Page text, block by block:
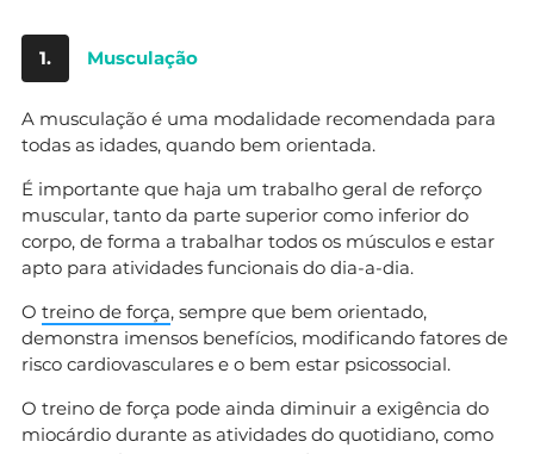
1. Musculação
A musculação é uma modalidade recomendada para
todas as idades, quando bem orientada.
É importante que haja um trabalho geral de reforço
muscular, tanto da parte superior como inferior do
corpo, de forma a trabalhar todos os músculos e estar
apto para atividades funcionais do dia-a-dia.
O treino de força, sempre que bem orientado,
demonstra imensos benefícios, modificando fatores de
risco cardiovasculares e o bem estar psicossocial.
O treino de força pode ainda diminuir a exigência do
miocárdio durante as atividades do quotidiano, como